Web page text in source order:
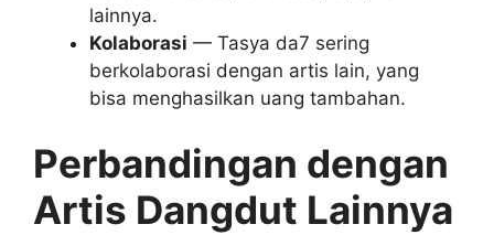
lainnya.
Kolaborasi — Tasya da7 sering
berkolaborasi dengan artis lain, yang
bisa menghasilkan uang tambahan.
Perbandingan dengan
Artis Dangdut Lainnya